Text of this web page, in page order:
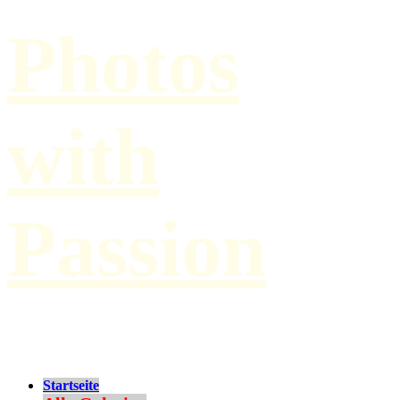
Photos
with
Passion
Startseite